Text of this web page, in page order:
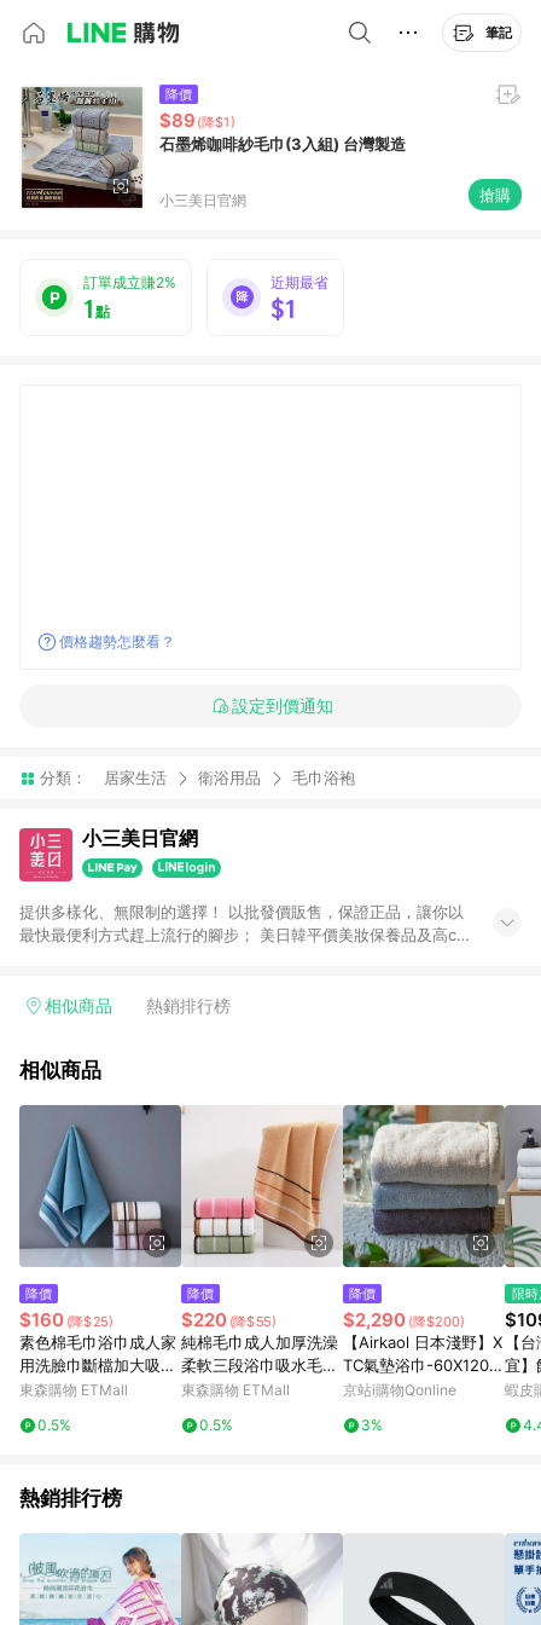
筆記
降價
$89 (降$1)
石墨烯咖啡紗毛巾(3入組) 台灣製造
小三美日官網 搶購
訂單成立賺2%
1點
近期最省
$1
價格趨勢怎麼看？
設定到價通知
分類： 居家生活 衛浴用品 毛巾浴袍
小三美日官網
提供多樣化、無限制的選擇！ 以批發價販售，保證正品，讓你以
最快最便利方式趕上流行的腳步； 美日韓平價美妝保養品及高cp
天前後發送 3.使用小三美日APP下單，將無法獲得點數回饋 4.
皆不計入點數回饋，依扣除前述所有折讓金額，得最終之金額贈
(折價券或全館滿額折)及50元美幣，實際回饋金額需扣除所有折
讓金額，得最終金額400元贈點。 例2：訂單總金額為500元，未
達免運門檻運費60元，使用60元折扣(折價券或全館滿額折)及60
元美幣，實際回饋金額需扣除運費及所有折讓金額，得最終金額
320元贈點。 例3：訂單總金額為199元，使用免運券折抵60元運
費，因未達原設定之免運門檻，故運費仍視為折讓金額，實際回
饋金額須扣除60元運費，得最終金額139元贈點。
相似商品 熱銷排行榜
相似商品
降價
$160 (降$25)
素色棉毛巾浴巾成人家
用洗臉巾斷檔加大吸水
裹巾柔軟情侶套巾
東森購物 ETMall
0.5%
降價
$220 (降$55)
純棉毛巾成人加厚洗澡
柔軟三段浴巾吸水毛巾
洗臉全棉家用毛巾批發
東森購物 ETMall
0.5%
降價
$2,290 (降$200)
【Airkaol 日本淺野】X
TC氣墊浴巾-60X120c
m-廠商直送
京站i購物Qonline
3%
限
【
宜】
色純
白色
蝦皮
熱銷排行榜